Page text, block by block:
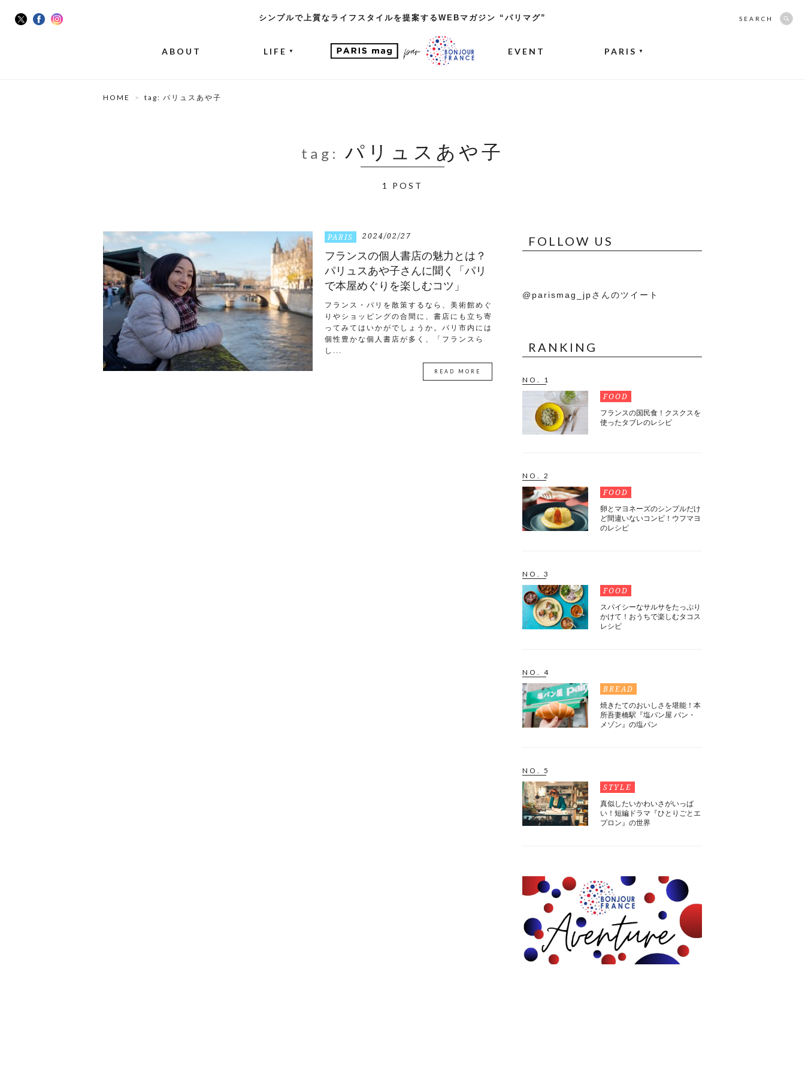
シンプルで上質なライフスタイルを提案するWEBマガジン “パリマグ”
ABOUT LIFE ▼ EVENT PARIS ▼
SEARCH
HOME tag: パリュスあや子
tag: パリュスあや子
1 POST
PARIS 2024/02/27
フランスの個人書店の魅力とは？
パリュスあや子さんに聞く「パリ
で本屋めぐりを楽しむコツ」
フランス・パリを散策するなら、美術館めぐ
りやショッピングの合間に、書店にも立ち寄
ってみてはいかがでしょうか。パリ市内には
個性豊かな個人書店が多く、「フランスら
し...
READ MORE
FOLLOW US
@parismag_jpさんのツイート
RANKING
NO. 1
FOOD
フランスの国民食！クスクスを
使ったタブレのレシピ
NO. 2
FOOD
卵とマヨネーズのシンプルだけ
ど間違いないコンビ！ウフマヨ
のレシピ
NO. 3
FOOD
スパイシーなサルサをたっぷり
かけて！おうちで楽しむタコス
レシピ
NO. 4
BREAD
焼きたてのおいしさを堪能！本
所吾妻橋駅『塩パン屋 パン・
メゾン』の塩パン
NO. 5
STYLE
真似したいかわいさがいっぱ
い！短編ドラマ『ひとりごとエ
プロン』の世界